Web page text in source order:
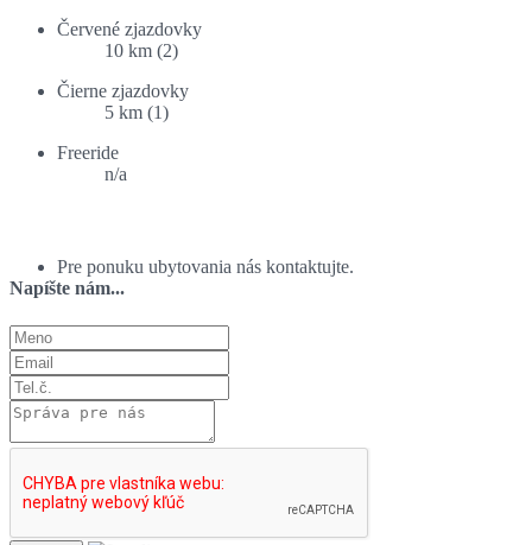
Červené zjazdovky
10 km (2)
Čierne zjazdovky
5 km (1)
Freeride
n/a
Pre ponuku ubytovania nás kontaktujte.
Napíšte nám...